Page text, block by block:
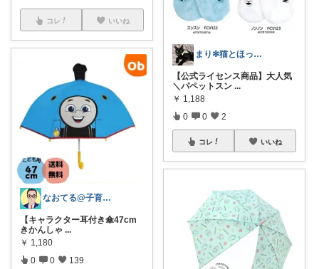
コレ いいね
なおてる@子育て共働き いつもTHX🙏
【キャラクター耳付き傘47cm
きかんしゃ ...
￥ 1,180
0 0 139
まり✻猫とほっこり暮らし✻
【公式ライセンス商品】大人気
＼パペットスン ...
￥ 1,188
0 0 2
コレ いいね